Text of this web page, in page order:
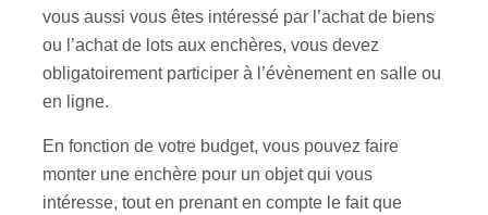
vous aussi vous êtes intéressé par l’achat de biens
ou l’achat de lots aux enchères, vous devez
obligatoirement participer à l’évènement en salle ou
en ligne.
En fonction de votre budget, vous pouvez faire
monter une enchère pour un objet qui vous
intéresse, tout en prenant en compte le fait que